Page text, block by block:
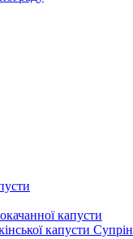
капусти
капусти